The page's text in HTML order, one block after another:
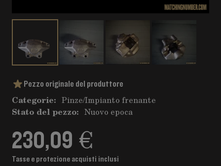
Pezzo originale del produttore
Categorie: Pinze/Impianto frenante
Stato del pezzo: Nuovo epoca
230,09 €
Tasse e protezione acquisti inclusi